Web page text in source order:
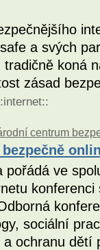
a svých
tradičně koná
zásad
internet::
centrum
pořádá ve
sociální
a ochranu